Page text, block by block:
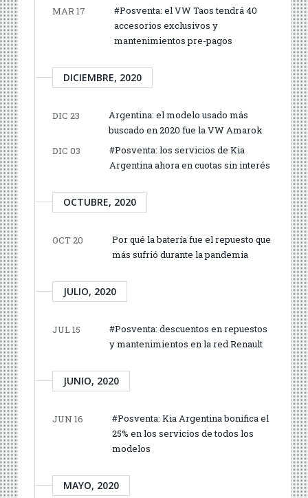
MAR 17
#Posventa: el VW Taos tendrá 40
accesorios exclusivos y
mantenimientos pre-pagos
DICIEMBRE, 2020
DIC 23
Argentina: el modelo usado más
buscado en 2020 fue la VW Amarok
DIC 03
#Posventa: los servicios de Kia
Argentina ahora en cuotas sin interés
OCTUBRE, 2020
OCT 20
Por qué la batería fue el repuesto que
más sufrió durante la pandemia
JULIO, 2020
JUL 15
#Posventa: descuentos en repuestos
y mantenimientos en la red Renault
JUNIO, 2020
JUN 16
#Posventa: Kia Argentina bonifica el
25% en los servicios de todos los
modelos
MAYO, 2020